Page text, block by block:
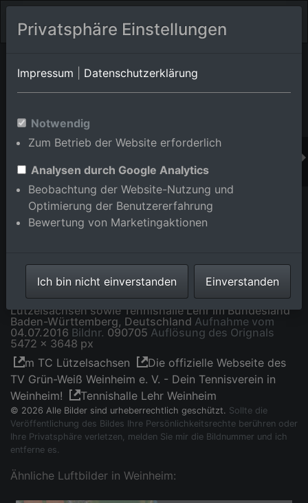
Orts-Album von Weinheim in Baden-Württemberg,Deutschland
Tennisplätze beidseits der Waildallee vom TV Grün-
Weiss Weinheim 1970 e.V. bzw. Tennisclub
Lützelsachsen sowie Tennishalle Lehr im Bundesland
Baden-Württemberg, Deutschland Aufnahme vom
04.07.2016 Bildnr. 090705 Auflösung des Orignals
5472 x 3648 px
m TC Lützelsachsen
Die offizielle Webseite des
TV Grün-Weiß Weinheim e. V. - Dein Tennisverein in
Weinheim!
Tennishalle Lehr Weinheim
© 2026 Alle Bilder sind urheberrechtlich geschützt. Sollte die
Veröffentlichung des Bildes Ihre Persönlichkeitsrechte berühren oder
Ihre Privatsphäre verletzen, melden Sie mir die Bildnummer und ich
entferne es.
Ähnliche Luftbilder in Weinheim:
Privatsphäre Einstellungen
Impressum Datenschutzerklärung
Notwendig
Zum Betrieb der Website erforderlich
Analysen durch Google Analytics
Beobachtung der Website-Nutzung und
Optimierung der Benutzererfahrung
Bewertung von Marketingaktionen
Ich bin nicht einverstanden Einverstanden